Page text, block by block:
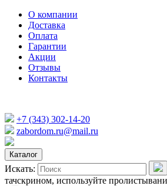
О компании
Доставка
Оплата
Гарантии
Акции
Отзывы
Контакты
+7 (343) 302-14-20
zabordom.ru@mail.ru
Каталог
Искать:
тачскрином, используйте